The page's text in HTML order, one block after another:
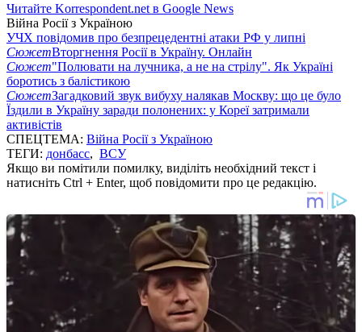
Читайте Korrespondent.net в Google News
Війна Росії з Україною
УЧХ повідомив про безпрецедентні атаки РФ у липні
СюжетВторгнення Росії в Україну. Онлайн
Сюжет"Полювати на лучника, а не на стрілу". Як Україні
боротись з балістикою
СюжетЗагадковий звук вибуху налякав Москву: що це було
Їздили в Україну заради полонених: у Кореї затримали
активістів
СПЕЦТЕМА: Війна Росії з Україною
ТЕГИ: донбасс, ВСУ
Якщо ви помітили помилку, виділіть необхідний текст і
натисніть Ctrl + Enter, щоб повідомити про це редакцію.